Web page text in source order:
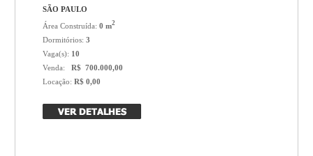
SÃO PAULO
Área Construída:0 m2
Dormitórios:3
Vaga(s): 10
Venda:
R$ 700.000,00
Locação:R$ 0,00